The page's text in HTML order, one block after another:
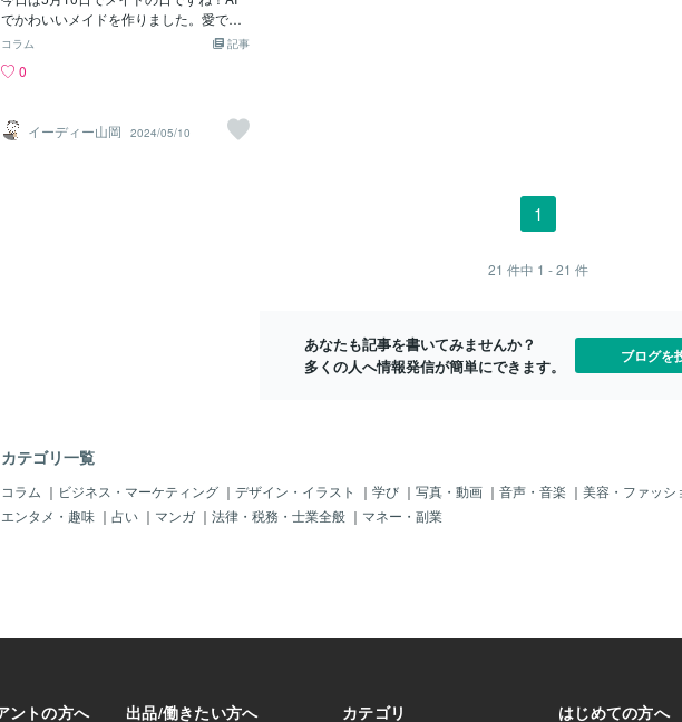
ます。 ★今夜放送の『東京ミュウミュウ
にゅ～♡第２期』は 第16話「恋のしず
く れたすと人魚姫」ですね♥ なので
【碧川れたすさん】にけって～～
日に カフェコスチューム（メイド服風）
を描きましたが胸まででした(汗) 変身後
家事をする事ができ
安心し見てられます
りました ス
でかわいいメイドを作りました。愛でて
下さいｗ
記事
コラム
0
イーディー山岡 2024/05/10
1
21 件中 1 - 21 件
あなたも記事を書いてみませんか？
多くの人へ情報発信が簡単にできます。
ブログを
カテゴリ一覧
コラム ｜ ビジネス・マーケティング ｜ デザイン・イラスト ｜ 学び ｜ 写真・動画 ｜ 音声・音楽 ｜ 美容・ファッシ
エンタメ・趣味 ｜ 占い ｜ マンガ ｜ 法律・税務・士業全般 ｜ マネー・副業